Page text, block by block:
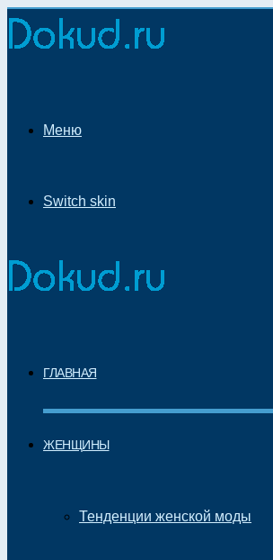
Меню
Switch skin
ГЛАВНАЯ
ЖЕНЩИНЫ
Тенденции женской моды